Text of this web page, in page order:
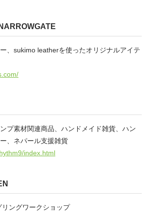
、sukimo leatherを使ったオリジナルアイテ
プ素材関連商品、ハンドメイド雑貨、ハン
、ネパール支援雑貨
index.html
ングワークショップ